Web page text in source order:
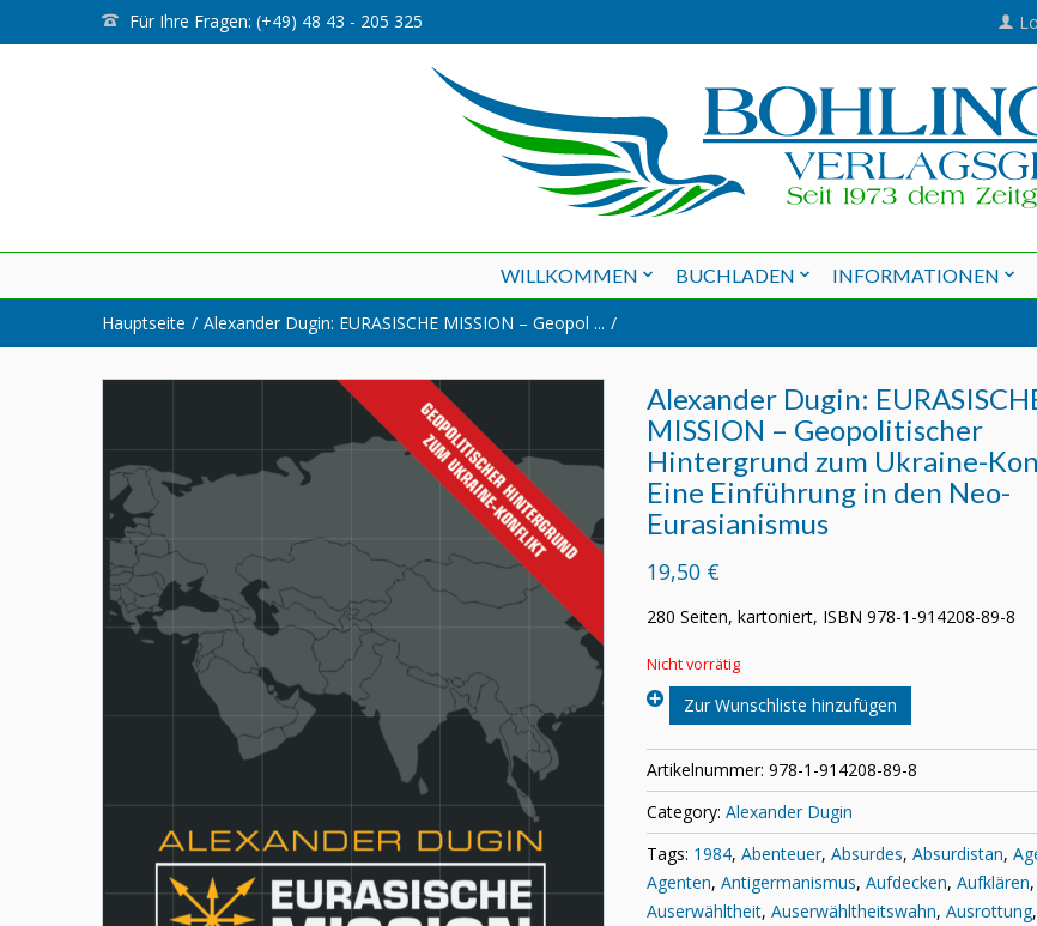
Für Ihre Fragen: (+49) 48 43 - 205 325
WILLKOMMEN BUCHLADEN INFORMATIONEN
Hauptseite Alexander Dugin: EURASISCHE MISSION – Geopol ...
Alexander Dugin:
MISSION – Geopolitischer
Hintergrund zum Ukraine-
Eine Einführung in den Neo-
Eurasianismus
19,50 €
280 Seiten, kartoniert, ISBN 978-1-914208-89-8
Nicht vorrätig
Zur Wunschliste hinzufügen
Artikelnummer: 978-1-914208-89-8
Category: Alexander Dugin
Tags: 1984, Abenteuer, Absurdes, Absurdistan,
Agenten, Antigermanismus, Aufdecken, Aufklären,
Auserwähltheit, Auserwähltheitswahn, Ausrottung,